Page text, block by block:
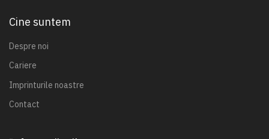
Cine suntem
Despre noi
Cariere
Imprinturile noastre
Contact